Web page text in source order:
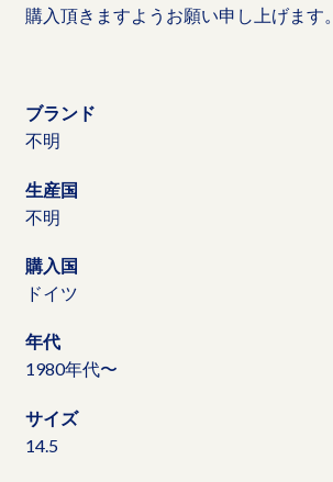
購入頂きますようお願い申し上げます。
ブランド
不明
生産国
不明
購入国
ドイツ
年代
1980年代〜
サイズ
14.5